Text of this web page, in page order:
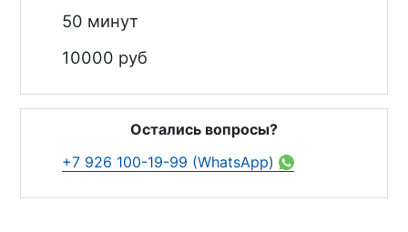
50 минут
10000 руб
Остались вопросы?
+7 926 100-19-99 (WhatsApp)